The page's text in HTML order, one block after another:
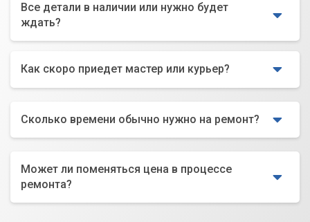
Все детали в наличии или нужно будет
ждать?
Как скоро приедет мастер или курьер?
Сколько времени обычно нужно на ремонт?
Может ли поменяться цена в процессе
ремонта?